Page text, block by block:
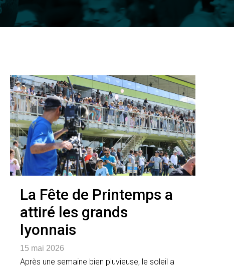
La Fête de Printemps a
attiré les grands
lyonnais
15 mai 2026
Après une semaine bien pluvieuse, le soleil a